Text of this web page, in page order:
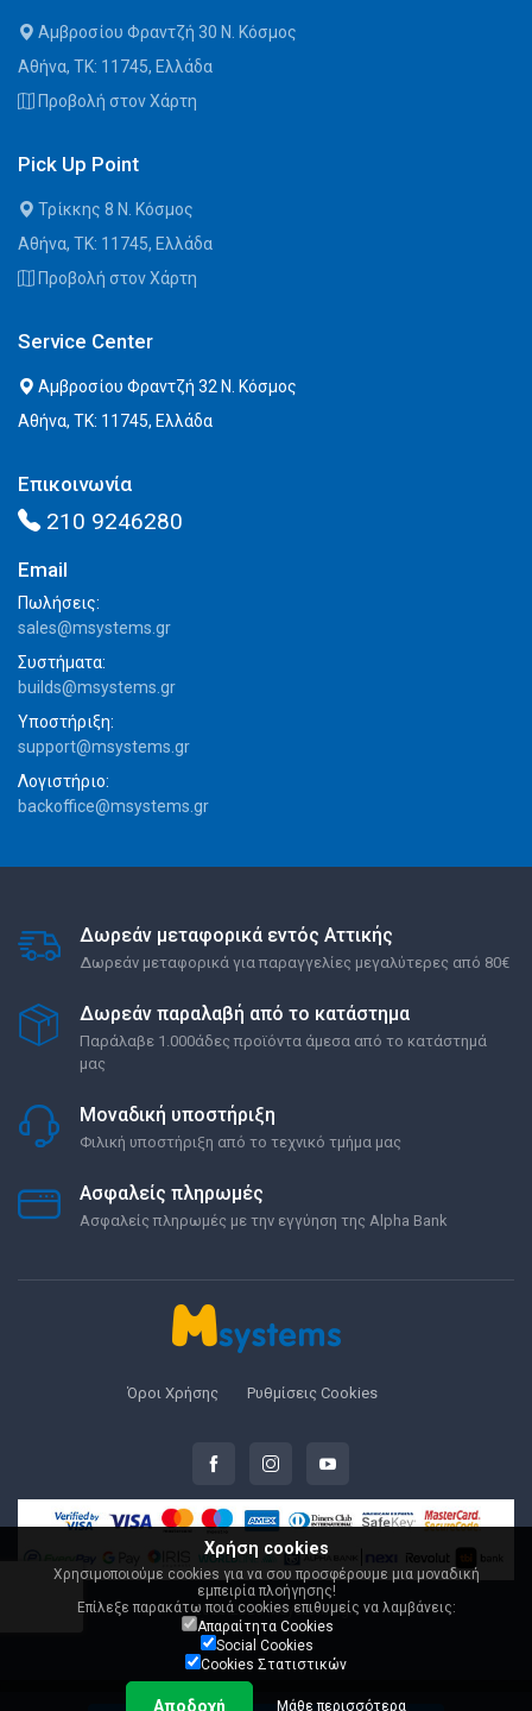
Αμβροσίου Φραντζή 30 Ν. Κόσμος
Αθήνα, ΤΚ: 11745, Ελλάδα
Προβολή στον Χάρτη
Pick Up Point
Τρίκκης 8 Ν. Κόσμος
Αθήνα, ΤΚ: 11745, Ελλάδα
Προβολή στον Χάρτη
Service Center
Αμβροσίου Φραντζή 32 Ν. Κόσμος
Αθήνα, ΤΚ: 11745, Ελλάδα
Επικοινωνία
210 9246280
Email
Πωλήσεις:
sales@msystems.gr
Συστήματα:
builds@msystems.gr
Υποστήριξη:
support@msystems.gr
Λογιστήριο:
backoffice@msystems.gr
Δωρεάν μεταφορικά εντός Αττικής
Δωρεάν μεταφορικά για παραγγελίες μεγαλύτερες από 80€
Δωρεάν παραλαβή από το κατάστημα
Παράλαβε 1.000άδες προϊόντα άμεσα από το κατάστημά
μας
Μοναδική υποστήριξη
Φιλική υποστήριξη από το τεχνικό τμήμα μας
Ασφαλείς πληρωμές
Ασφαλείς πληρωμές με την εγγύηση της Alpha Bank
Όροι Χρήσης Ρυθμίσεις Cookies
© 2000-2026 Msystems.gr
Χρήση cookies
Χρησιμοποιούμε cookies για να σου προσφέρουμε μια μοναδική
εμπειρία πλοήγησης!
Επίλεξε παρακάτω ποιά cookies επιθυμείς να λαμβάνεις:
Απαραίτητα Cookies
Social Cookies
Cookies Στατιστικών
Αποδοχή Μάθε περισσότερα